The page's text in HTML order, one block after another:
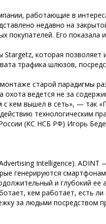
работающие в
недавно на
покупателей. Его показала
которая позволяет
трафика шлюзов,
старой парадигмы
охота ведется не за
с кем вышел в сеть», — так
технологическим
(КС НСБ РФ) Игорь
Intelligence).
генерируются
и глубокий
кем работает, есть
за людьми посредством